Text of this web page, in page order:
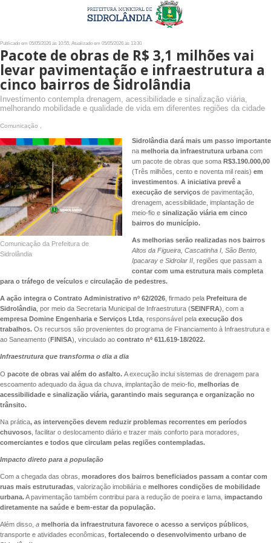
Publicado em 05/05/2026 às 10:55, Atualizado em 05/05/2026 às 13:30
Pacote de obras de R$ 3,1 milhões vai
levar pavimentação e infraestrutura a
cinco bairros de Sidrolândia
Investimento contempla drenagem, acessibilidade e sinalização viária,
melhorando mobilidade e qualidade de vida em diferentes regiões da cidade
Comunicação ,
Comunicação da Prefeitura de
Sidrolândia
Sidrolândia dará mais um passo importante
na melhoria da infraestrutura urbana com
um pacote de obras que soma R$3.190.000,00
(Três milhões, cento e noventa mil reais) em
investimentos. A iniciativa prevê a
execução de serviçosde pavimentação,
drenagem, acessibilidade, implantação de
meio-fio e sinalização viária em cinco
bairros do município.
As melhorias serão realizadas nos bairros
Altos da Figueira, Cascatinha I, São Bento,
Ipacaray e Sidrolar II, regiões que passam a
contar com uma estrutura mais completa
para o tráfego de veículos e circulação de pedestres.
A ação integra o Contrato Administrativo nº 62/2026 , firmado pela Prefeitura de
Sidrolândia , por meio da Secretaria Municipal de Infraestrutura (SEINFRA), com a
empresa Domine Engenharia e Serviços Ltda , responsável pela execução dos
trabalhos. Os recursos são provenientes do programa de Financiamento à Infraestrutura e
ao Saneamento (FINISA), vinculado ao contrato nº 611.619-18/2022.
Infraestrutura que transforma o dia a dia
O pacote de obras vai além do asfalto. A execução inclui sistemas de drenagem para
escoamento adequado da água da chuva, implantação de meio-fio, melhorias de
acessibilidade e sinalização viária, garantindo mais segurança e organização no
trânsito.
Na prática, as intervenções devem reduzir problemas recorrentes em períodos
chuvosos , facilitar o deslocamento diário e trazer mais conforto para moradores,
comerciantes e todos que circulam pelas regiões contempladas.
Impacto direto para a população
Com a chegada das obras, moradores dos bairros beneficiados passam a contar com
ruas mais estruturadas , valorização imobiliária e melhores condições de mobilidade
urbana.A pavimentação também contribui para a redução de poeira e lama, impactando
diretamente na saúde e bem-estar da população.
Além disso, a melhoria da infraestrutura favorece o acesso a serviços públicos
transporte e atividades econômicas, fortalecendo o desenvolvimento urbano de